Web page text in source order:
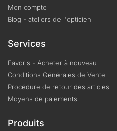
Mon compte
Blog - ateliers de l'opticien
Services
Favoris - Acheter à nouveau
Conditions Générales de Vente
Procédure de retour des articles
Moyens de paiements
Produits